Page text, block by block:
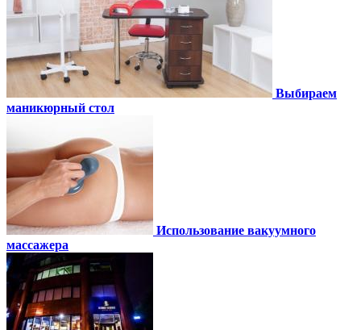
Выбираем
маникюрный стол
Использование вакуумного
массажера